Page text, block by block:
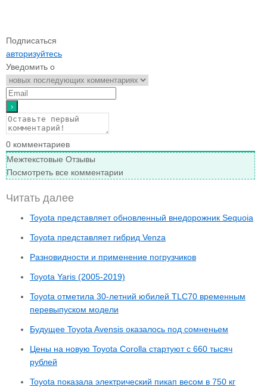
Подписаться
авторизуйтесь
Уведомить о
0 комментариев
Межтекстовые Отзывы
Посмотреть все комментарии
Читать далее
Toyota представляет обновленный внедорожник Sequoia
Toyota представляет гибрид Venza
Разновидности и применение погрузчиков
Toyota Yaris (2005-2019)
Toyota отметила 30-летний юбилей TLC70 временным
перевыпуском модели
Будущее Toyota Avensis оказалось под сомненьем
Цены на новую Toyota Corolla стартуют с 660 тысяч
рублей
Toyota показала электрический пикап весом в 750 кг